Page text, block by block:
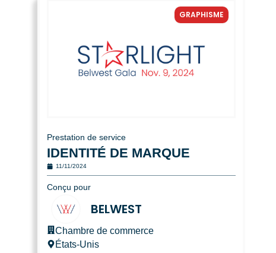
GRAPHISME
Prestation de service
IDENTITÉ DE MARQUE
11/11/2024
Conçu pour
BELWEST
Chambre de commerce
États-Unis